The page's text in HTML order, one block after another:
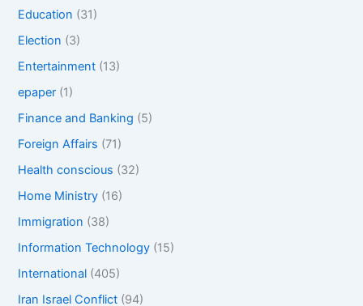
Education (31)
Election (3)
Entertainment (13)
epaper (1)
Finance and Banking (5)
Foreign Affairs (71)
Health conscious (32)
Home Ministry (16)
Immigration (38)
Information Technology (15)
International (405)
Iran Israel Conflict (94)